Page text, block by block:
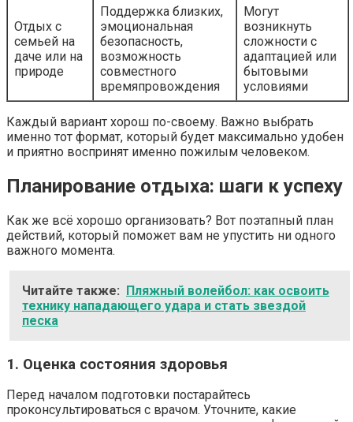
Отдых с
семьей на
даче или на
природе
Поддержка близких,
эмоциональная
безопасность,
возможность
совместного
времяпровождения
Могут
возникнуть
сложности с
адаптацией или
бытовыми
условиями
Каждый вариант хорош по-своему. Важно выбрать
именно тот формат, который будет максимально удобен
и приятно воспринят именно пожилым человеком.
Планирование отдыха: шаги к успеху
Как же всё хорошо организовать? Вот поэтапный план
действий, который поможет вам не упустить ни одного
важного момента.
Читайте также: Пляжный волейбол: как освоить
технику нападающего удара и стать звездой
песка
1. Оценка состояния здоровья
Перед началом подготовки постарайтесь
проконсультироваться с врачом. Уточните, какие